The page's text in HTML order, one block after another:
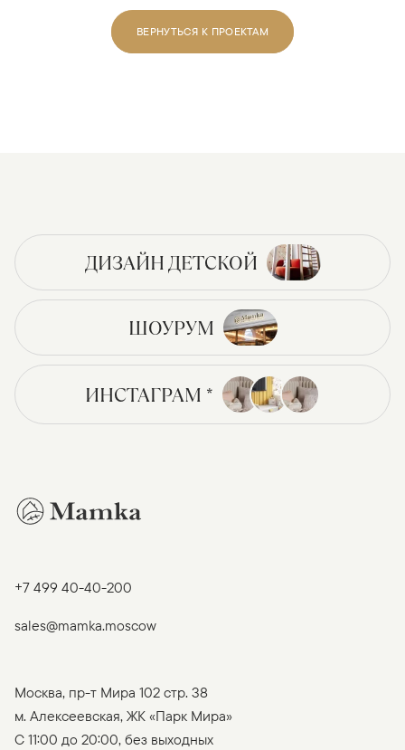
ВЕРНУТЬСЯ К ПРОЕКТАМ
ДИЗАЙН ДЕТСКОЙ
ШОУРУМ
ИНСТАГРАМ *
+7 499 40-40-200
sales@mamka.moscow
Москва, пр-т Мира 102 стр. 38
м. Алексеевская, ЖК «Парк Мира»
C 11:00 до 20:00, без выходных